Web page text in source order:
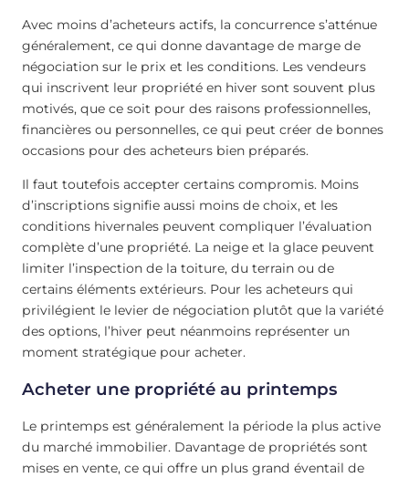
Avec moins d’acheteurs actifs, la concurrence s’atténue
généralement, ce qui donne davantage de marge de
négociation sur le prix et les conditions. Les vendeurs
qui inscrivent leur propriété en hiver sont souvent plus
motivés, que ce soit pour des raisons professionnelles,
financières ou personnelles, ce qui peut créer de bonnes
occasions pour des acheteurs bien préparés.
Il faut toutefois accepter certains compromis. Moins
d’inscriptions signifie aussi moins de choix, et les
conditions hivernales peuvent compliquer l’évaluation
complète d’une propriété. La neige et la glace peuvent
limiter l’inspection de la toiture, du terrain ou de
certains éléments extérieurs. Pour les acheteurs qui
privilégient le levier de négociation plutôt que la variété
des options, l’hiver peut néanmoins représenter un
moment stratégique pour acheter.
Acheter une propriété au printemps
Le printemps est généralement la période la plus active
du marché immobilier. Davantage de propriétés sont
mises en vente, ce qui offre un plus grand éventail de